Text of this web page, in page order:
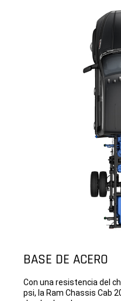
BASE DE ACERO
Con una resistencia del
psi, la Ram Chassis Cab